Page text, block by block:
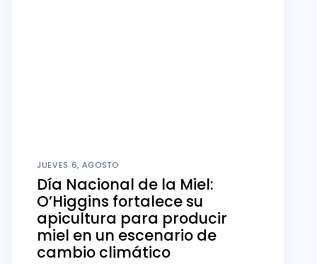
JUEVES 6, AGOSTO
Día Nacional de la Miel:
O’Higgins fortalece su
apicultura para producir
miel en un escenario de
cambio climático